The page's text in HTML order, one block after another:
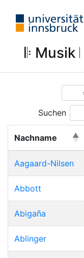
𝄆 Musik 𝄀
Suchen
Nachname
Aagaard-Nilsen
Abbott
Abigaña
Ablinger